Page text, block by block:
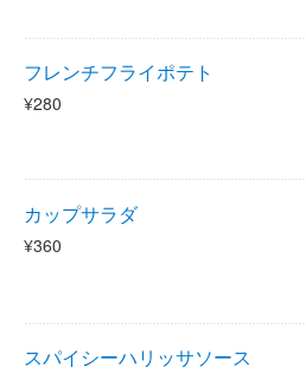
フレンチフライポテト
¥280
カップサラダ
¥360
スパイシーハリッサソース